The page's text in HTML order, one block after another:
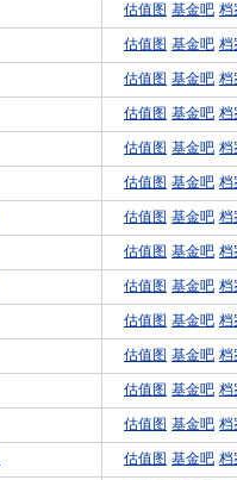
估值图 基金吧 档
估值图 基金吧 档
估值图 基金吧 档
估值图 基金吧 档
估值图 基金吧 档
估值图 基金吧 档
估值图 基金吧 档
估值图 基金吧 档
估值图 基金吧 档
估值图 基金吧 档
估值图 基金吧 档
估值图 基金吧 档
估值图 基金吧 档
估值图 基金吧 档